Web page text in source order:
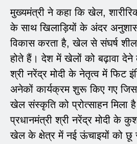
मुख्यमंत्री ने कहा कि खेल,
के साथ खिलाड़ियों के अंदर
विकास करता है, खेल से संघर्ष
होते हैं। देश में खेलों को बढ़ावा देने
श्री नरेंद्र मोदी के नेतृत्व में फिट
अनेकों कार्यक्रम शुरू किए गए
खेल संस्कृति को प्रोत्साहन मिला
प्रधानमंत्री श्री नरेंद्र मोदी के
खेल के क्षेत्र में नई ऊंचाइयों को छू